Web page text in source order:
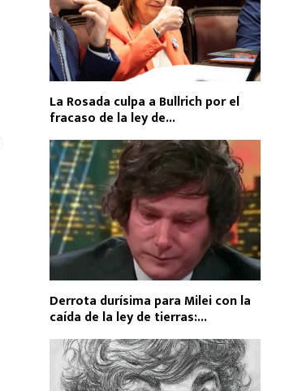
La Rosada culpa a Bullrich por el
fracaso de la ley de...
Derrota durísima para Milei con la
caída de la ley de tierras:...